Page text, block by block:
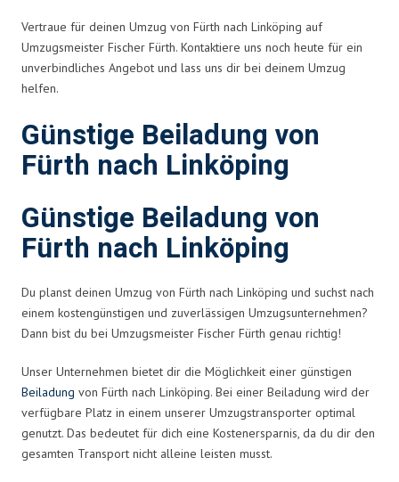
Vertraue für deinen Umzug von Fürth nach Linköping auf
Umzugsmeister Fischer Fürth. Kontaktiere uns noch heute für ein
unverbindliches Angebot und lass uns dir bei deinem Umzug
helfen.
Günstige Beiladung von
Fürth nach Linköping
Günstige Beiladung von
Fürth nach Linköping
Du planst deinen Umzug von Fürth nach Linköping und suchst nach
einem kostengünstigen und zuverlässigen Umzugsunternehmen?
Dann bist du bei Umzugsmeister Fischer Fürth genau richtig!
Unser Unternehmen bietet dir die Möglichkeit einer günstigen
Beiladung von Fürth nach Linköping. Bei einer Beiladung wird der
verfügbare Platz in einem unserer Umzugstransporter optimal
genutzt. Das bedeutet für dich eine Kostenersparnis, da du dir den
gesamten Transport nicht alleine leisten musst.